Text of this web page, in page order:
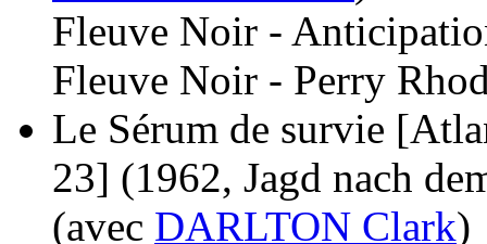
Fleuve Noir -
Fleuve Noir - Perry
Le Sérum de survie
23] (1962, Jagd nach
(avec DARLTON Clark)